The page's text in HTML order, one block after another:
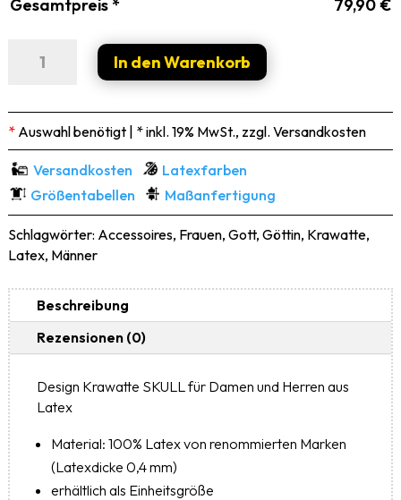
Gesamtpreis *
79,90€
Krawatte
Menge
In den Warenkorb
*Auswahl benötigt | * inkl. 19% MwSt., zzgl. Versandkosten
Versandkosten
Latexfarben
Größentabellen
Maßanfertigung
Schlagwörter: Accessoires, Frauen, Gott, Göttin, Krawatte,
Latex, Männer
Beschreibung
Rezensionen (0)
Design Krawatte SKULL für Damen und Herren aus
Latex
Material: 100% Latex von renommierten Marken
(Latexdicke 0,4 mm)
erhältlich als Einheitsgröße